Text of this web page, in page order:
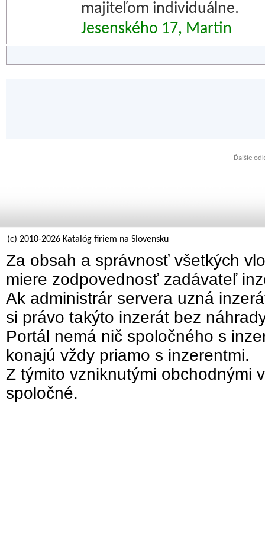
majiteľom individuálne.
Jesenského 17, Martin
Ďalšie
(c) 2010-2026 Katalóg firiem na Slovensku
Za obsah a správnosť všetkých
miere zodpovednosť zadávateľ
Ak administrár servera uzná
si právo takýto inzerát bez
Portál nemá nič spoločného s
konajú vždy priamo s inzerentmi.
Z týmito vzniknutými obchodnými
spoločné.